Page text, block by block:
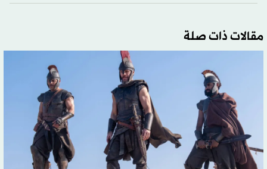
مقالات ذات صلة